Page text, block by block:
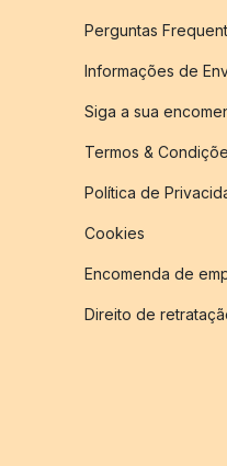
Perguntas
Informações de
Siga a sua
Termos &
Política de
Cookies
Encomenda de
Direito de